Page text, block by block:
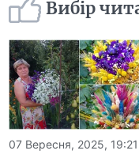
Вибір
07 Вересня, 2025, 19:21